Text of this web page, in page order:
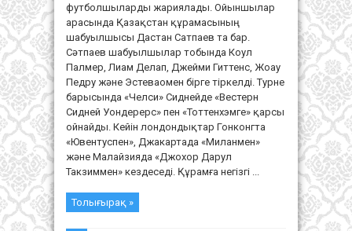
футболшыларды жариялады. Ойыншылар
арасында Қазақстан құрамасының
шабуылшысы Дастан Сатпаев та бар.
Сәтпаев шабуылшылар тобында Коул
Палмер, Лиам Делап, Джейми Гиттенс, Жоау
Педру және Эстеваомен бірге тіркелді. Турне
барысында «Челси» Сиднейде «Вестерн
Сидней Уондерерс» пен «Тоттенхэмге» қарсы
ойнайды. Кейін лондондықтар Гонконгта
«Ювентуспен», Джакартада «Миланмен»
және Малайзияда «Джохор Дарул
Такзиммен» кездеседі. Құрамға негізгі ...
Толығырақ »